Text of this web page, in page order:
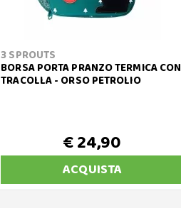
3 SPROUTS
BORSA PORTA PRANZO TERMICA CON
TRACOLLA - ORSO PETROLIO
€ 24,90
ACQUISTA